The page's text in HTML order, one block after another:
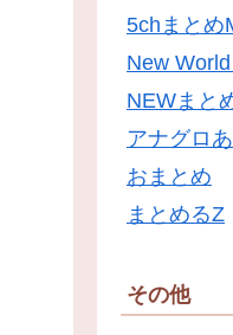
5chまとめ
New
NEWまと
アナグロ
おまとめ
まとめるZ
その他